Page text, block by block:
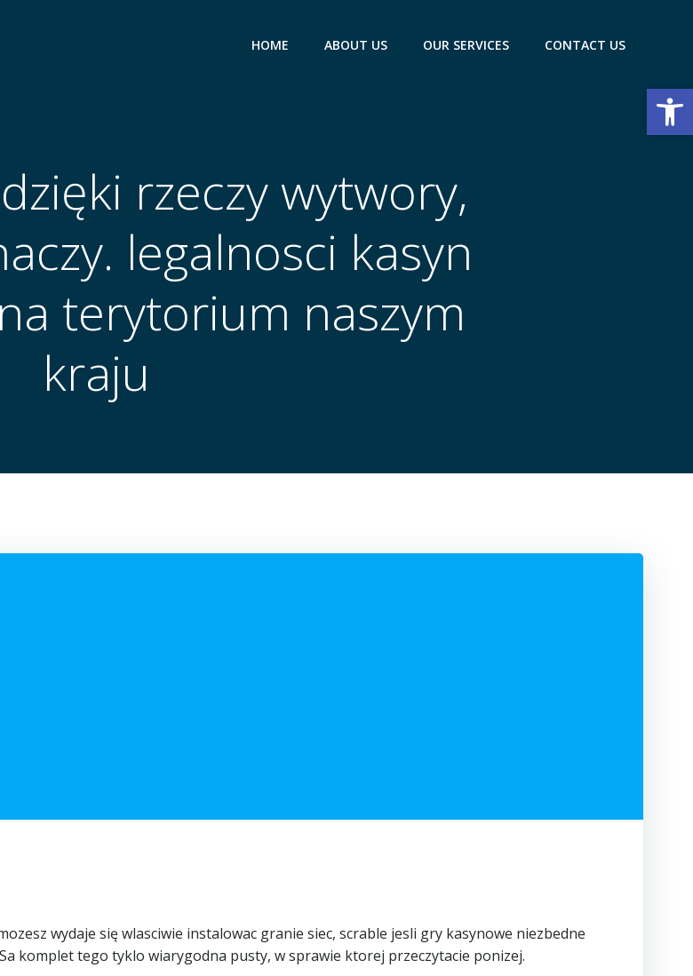
HOME ABOUT US OUR SERVICES CONTACT US
rzeczy wytwory,
legalnosci kasyn
terytorium naszym
kraju
wydaje się wlasciwie instalowac granie siec, scrable jesli gry kasynowe niezbedne
komplet tego tyklo wiarygodna pusty, w sprawie ktorej przeczytacie ponizej.